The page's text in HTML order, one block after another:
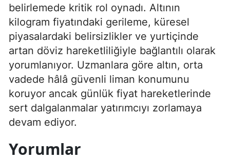
belirlemede kritik rol oynadı. Altının
kilogram fiyatındaki gerileme, küresel
piyasalardaki belirsizlikler ve yurtiçinde
artan döviz hareketliliğiyle bağlantılı olarak
yorumlanıyor. Uzmanlara göre altın, orta
vadede hâlâ güvenli liman konumunu
koruyor ancak günlük fiyat hareketlerinde
sert dalgalanmalar yatırımcıyı zorlamaya
devam ediyor.
Yorumlar